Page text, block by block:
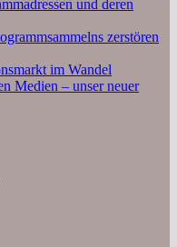
und deren
zerstören
im Wandel
Medien – unser neuer